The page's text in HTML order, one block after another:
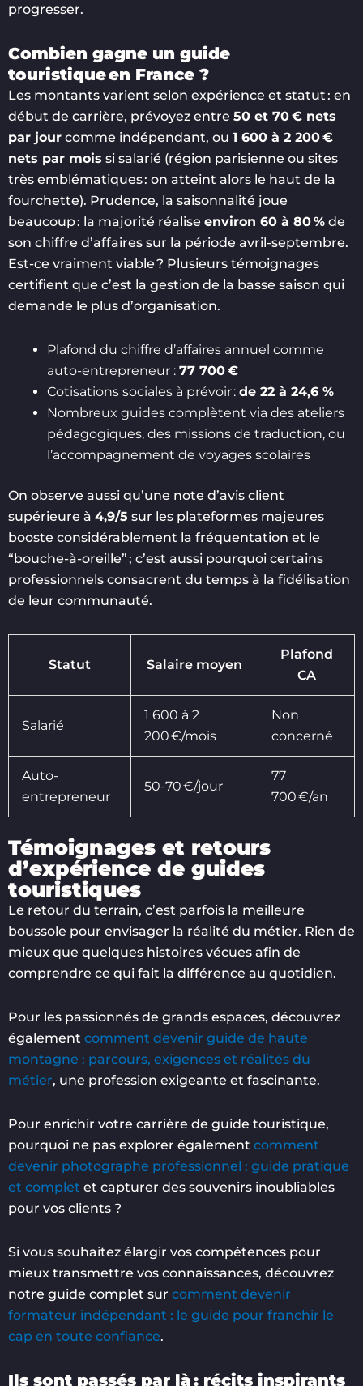
progresser.
Combien gagne un guide
touristique en France ?
Les montants varient selon expérience et statut : en
début de carrière, prévoyez entre 50 et 70 € nets
par jour comme indépendant, ou 1 600 à 2 200 €
nets par mois si salarié (région parisienne ou sites
très emblématiques : on atteint alors le haut de la
fourchette). Prudence, la saisonnalité joue
beaucoup : la majorité réalise environ 60 à 80 % de
son chiffre d’affaires sur la période avril-septembre.
Est-ce vraiment viable ? Plusieurs témoignages
certifient que c’est la gestion de la basse saison qui
demande le plus d’organisation.
Plafond du chiffre d’affaires annuel comme
auto-entrepreneur : 77 700 €
Cotisations sociales à prévoir : de 22 à 24,6 %
Nombreux guides complètent via des ateliers
pédagogiques, des missions de traduction, ou
l’accompagnement de voyages scolaires
On observe aussi qu’une note d’avis client
supérieure à 4,9/5 sur les plateformes majeures
booste considérablement la fréquentation et le
“bouche-à-oreille” ; c’est aussi pourquoi certains
professionnels consacrent du temps à la fidélisation
de leur communauté.
Statut Salaire moyen
Plafond
CA
Salarié
1 600 à 2
200 €/mois
Non
concerné
Auto-
entrepreneur
50-70 €/jour
77
700 €/an
Témoignages et retours
d’expérience de guides
touristiques
Le retour du terrain, c’est parfois la meilleure
boussole pour envisager la réalité du métier. Rien de
mieux que quelques histoires vécues afin de
comprendre ce qui fait la différence au quotidien.
Pour les passionnés de grands espaces, découvrez
également comment devenir guide de haute
montagne : parcours, exigences et réalités du
métier, une profession exigeante et fascinante.
Pour enrichir votre carrière de guide touristique,
pourquoi ne pas explorer également comment
devenir photographe professionnel : guide pratique
et complet et capturer des souvenirs inoubliables
pour vos clients ?
Si vous souhaitez élargir vos compétences pour
mieux transmettre vos connaissances, découvrez
notre guide complet sur comment devenir
formateur indépendant : le guide pour franchir le
cap en toute confiance.
Ils sont passés par là : récits inspirants